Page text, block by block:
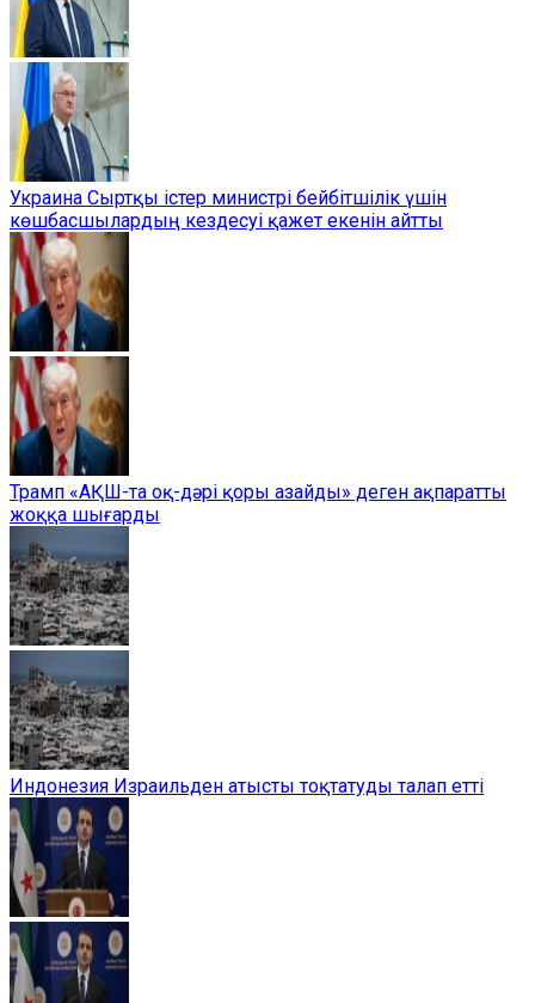
Украина Сыртқы істер министрі бейбітшілік үшін
көшбасшылардың кездесуі қажет екенін айтты
Трамп «АҚШ-та оқ-дәрі қоры азайды» деген ақпаратты
жоққа шығарды
Индонезия Израильден атысты тоқтатуды талап етті